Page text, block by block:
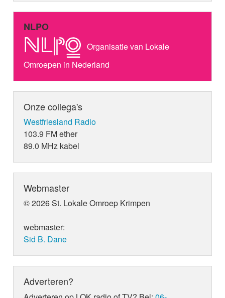
NLPO
Organisatie van Lokale
Omroepen in Nederland
Onze collega's
Westfriesland Radio
103.9 FM ether
89.0 MHz kabel
Webmaster
© 2026 St. Lokale Omroep Krimpen
webmaster:
Sid B. Dane
Adverteren?